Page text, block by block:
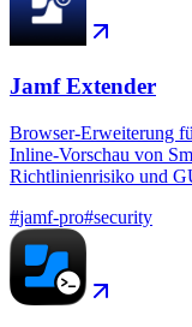
Jamf Extender
Browser-Erweiterung
Inline-Vorschau von
Richtlinienrisiko und
#jamf-pro#security